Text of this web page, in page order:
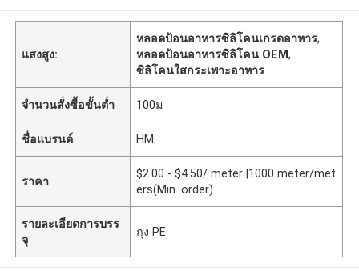
แสงสูง:
หลอดป้อนอาหารซิลิโคนเกรดอาหาร,
หลอดป้อนอาหารซิลิโคน OEM,
ซิลิโคนใสกระเพาะอาหาร
จำนวนสั่งซื้อขั้นต่ำ 100ม
ชื่อแบรนด์ HM
ราคา
$2.00 - $4.50/ meter |1000 meter/met
ers(Min. order)
รายละเอียดการบรร
จุ
ถุง PE